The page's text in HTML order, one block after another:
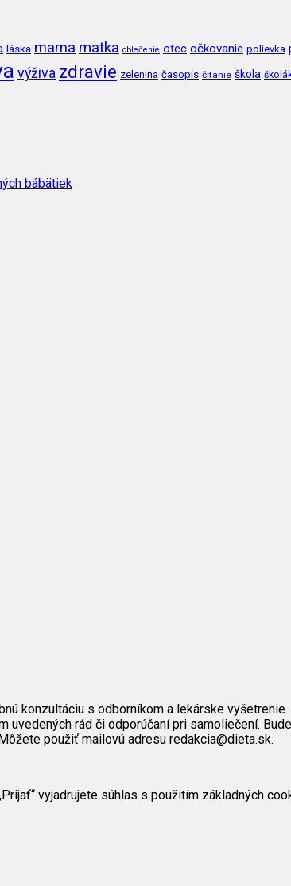
láska mama matka oblečenie otec očkovanie polievka
výživa zdravie zelenina časopis čítanie škola
bábätiek
konzultáciu s odborníkom a lekárske
rád či odporúčaní pri samoliečení.
použiť mailovú adresu redakcia@dieta.sk.
vyjadrujete súhlas s použitím základných